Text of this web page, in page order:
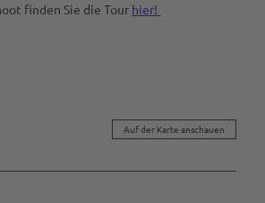
finden Sie die Tour hier!
Auf der Karte anschauen